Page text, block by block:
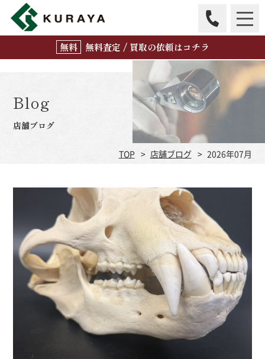
無料査定 / 買取の依頼はコチラ
Blog
店舗ブログ
TOP 店舗ブログ 2026年07月